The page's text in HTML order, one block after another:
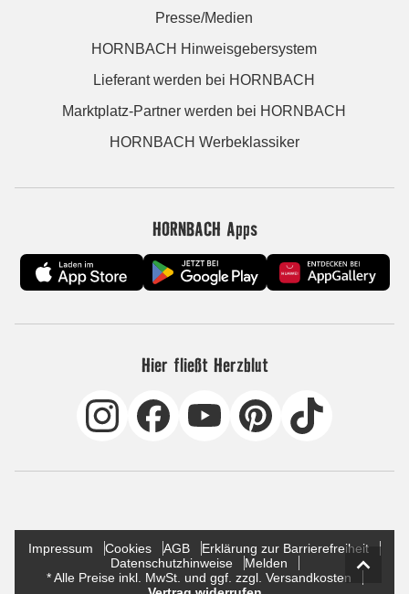
Presse/Medien
HORNBACH Hinweisgebersystem
Lieferant werden bei HORNBACH
Marktplatz-Partner werden bei HORNBACH
HORNBACH Werbeklassiker
HORNBACH Apps
Hier fließt Herzblut
Impressum Cookies AGB
Erklärung zur Barrierefreiheit
Datenschutzhinweise
Melden
* Alle Preise inkl. MwSt. und ggf. zzgl. Versandkosten